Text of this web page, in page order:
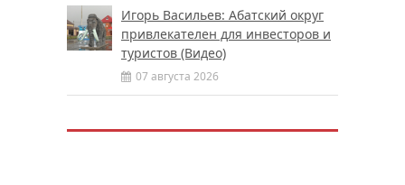
Игорь Васильев: Абатский округ
привлекателен для инвесторов и
туристов (Видео)
07 августа 2026